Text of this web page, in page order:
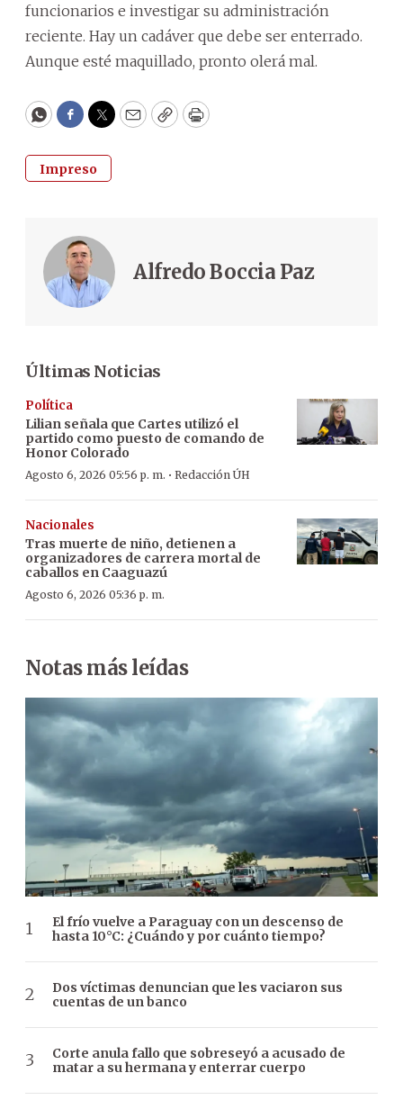
funcionarios e investigar su administración
reciente. Hay un cadáver que debe ser enterrado.
Aunque esté maquillado, pronto olerá mal.
WhatsApp
Facebook
Twitter
EmailCopyPrint
Impreso
Alfredo Boccia Paz
Últimas Noticias
Política
Lilian señala que Cartes utilizó el
partido como puesto de comando de
Honor Colorado
Agosto 6, 2026 05:56 p. m. · Redacción ÚH
Nacionales
Tras muerte de niño, detienen a
organizadores de carrera mortal de
caballos en Caaguazú
Agosto 6, 2026 05:36 p. m.
Notas más leídas
El frío vuelve a Paraguay con un descenso de
hasta 10°C: ¿Cuándo y por cuánto tiempo?
Dos víctimas denuncian que les vaciaron sus
cuentas de un banco
Corte anula fallo que sobreseyó a acusado de
matar a su hermana y enterrar cuerpo